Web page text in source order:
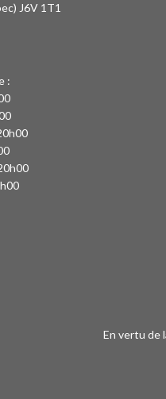
J6V 1T1
:
En vertu de